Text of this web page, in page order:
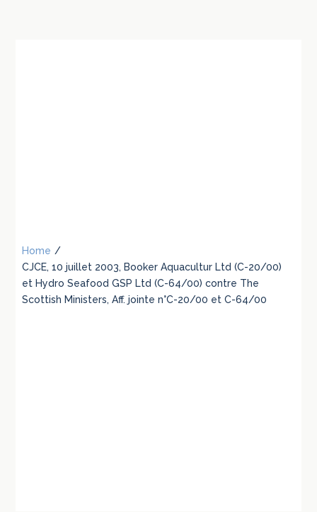
Home /
CJCE, 10 juillet 2003, Booker Aquacultur Ltd (C-20/00)
et Hydro Seafood GSP Ltd (C-64/00) contre The
Scottish Ministers, Aff. jointe n°C-20/00 et C-64/00